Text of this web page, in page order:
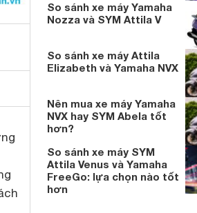
So sánh xe máy Yamaha
Nozza và SYM Attila V
So sánh xe máy Attila
Elizabeth và Yamaha NVX
Nên mua xe máy Yamaha
NVX hay SYM Abela tốt
hơn?
So sánh xe máy SYM
Attila Venus và Yamaha
FreeGo: lựa chọn nào tốt
hơn